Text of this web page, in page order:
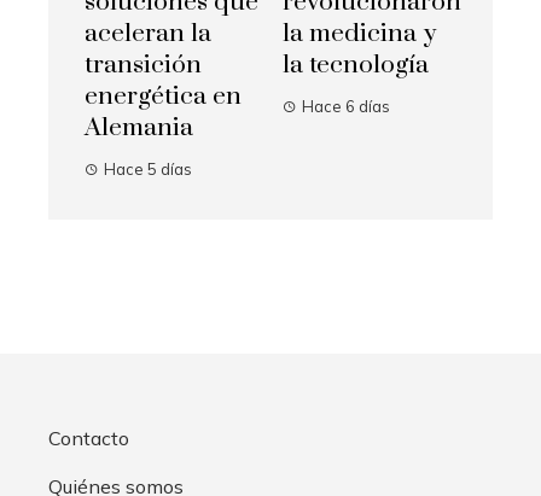
aceleran la
transición
energética en
Alemania
Hace 5 días
la medicina y
la tecnología
Hace 6 días
Contacto
Quiénes somos